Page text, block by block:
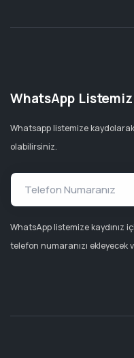
WhatsApp Listemiz
Whatsapp listemize
olabilirsiniz.
WhatsApp listemize
telefon numaranızı ekleyecek